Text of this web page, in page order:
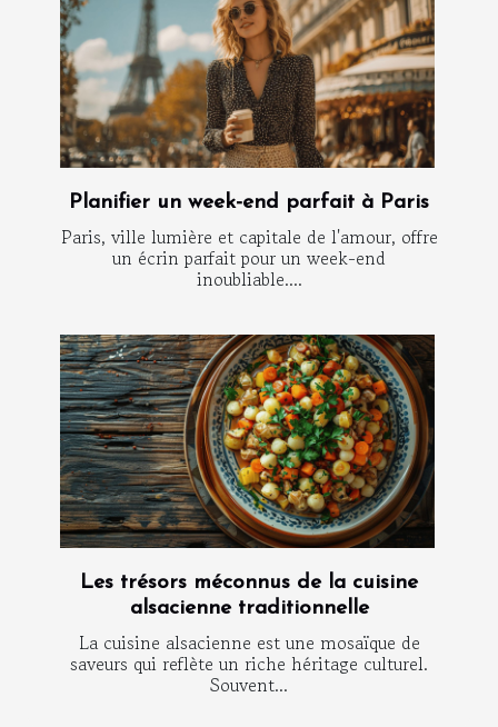
Planifier un week-end parfait à Paris
Paris, ville lumière et capitale de l'amour, offre
un écrin parfait pour un week-end
inoubliable....
Les trésors méconnus de la cuisine
alsacienne traditionnelle
La cuisine alsacienne est une mosaïque de
saveurs qui reflète un riche héritage culturel.
Souvent...